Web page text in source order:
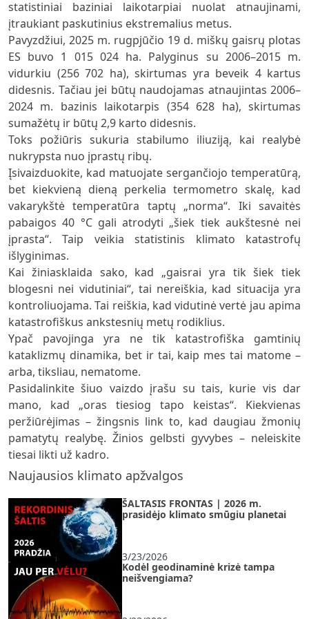
statistiniai baziniai laikotarpiai nuolat atnaujinami,
įtraukiant paskutinius ekstremalius metus.
Pavyzdžiui, 2025 m. rugpjūčio 19 d. miškų gaisrų plotas
ES buvo 1 015 024 ha. Palyginus su 2006–2015 m.
vidurkiu (256 702 ha), skirtumas yra beveik 4 kartus
didesnis. Tačiau jei būtų naudojamas atnaujintas 2006–
2024 m. bazinis laikotarpis (354 628 ha), skirtumas
sumažėtų ir būtų 2,9 karto didesnis.
Toks požiūris sukuria stabilumo iliuziją, kai realybė
nukrypsta nuo įprastų ribų.
Įsivaizduokite, kad matuojate sergančiojo temperatūrą,
bet kiekvieną dieną perkelia termometro skalę, kad
vakarykštė temperatūra taptų „norma“. Iki savaitės
pabaigos 40 °C gali atrodyti „šiek tiek aukštesnė nei
įprasta“. Taip veikia statistinis klimato katastrofų
išlyginimas.
Kai žiniasklaida sako, kad „gaisrai yra tik šiek tiek
blogesni nei vidutiniai“, tai nereiškia, kad situacija yra
kontroliuojama. Tai reiškia, kad vidutinė vertė jau apima
katastrofiškus ankstesnių metų rodiklius.
Ypač pavojinga yra ne tik katastrofiška gamtinių
kataklizmų dinamika, bet ir tai, kaip mes tai matome –
arba, tiksliau, nematome.
Pasidalinkite šiuo vaizdo įrašu su tais, kurie vis dar
mano, kad „oras tiesiog tapo keistas“. Kiekvienas
peržiūrėjimas – žingsnis link to, kad daugiau žmonių
pamatytų realybę. Žinios gelbsti gyvybes – neleiskite
tiesai likti už kadro.
Naujausios klimato apžvalgos
ŠALTASIS FRONTAS | 2026 m.
prasidėjo klimato smūgiu planetai
3/23/2026
Kodėl geodinaminė krizė tampa
neišvengiama?